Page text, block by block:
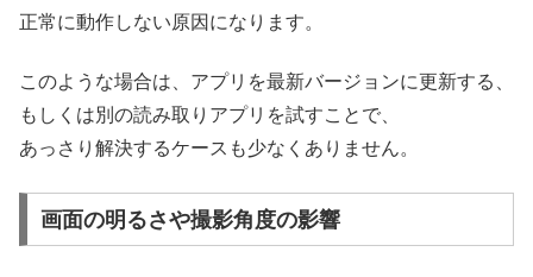
正常に動作しない原因になります。
このような場合は、アプリを最新バージョンに更新する、
もしくは別の読み取りアプリを試すことで、
あっさり解決するケースも少なくありません。
画面の明るさや撮影角度の影響